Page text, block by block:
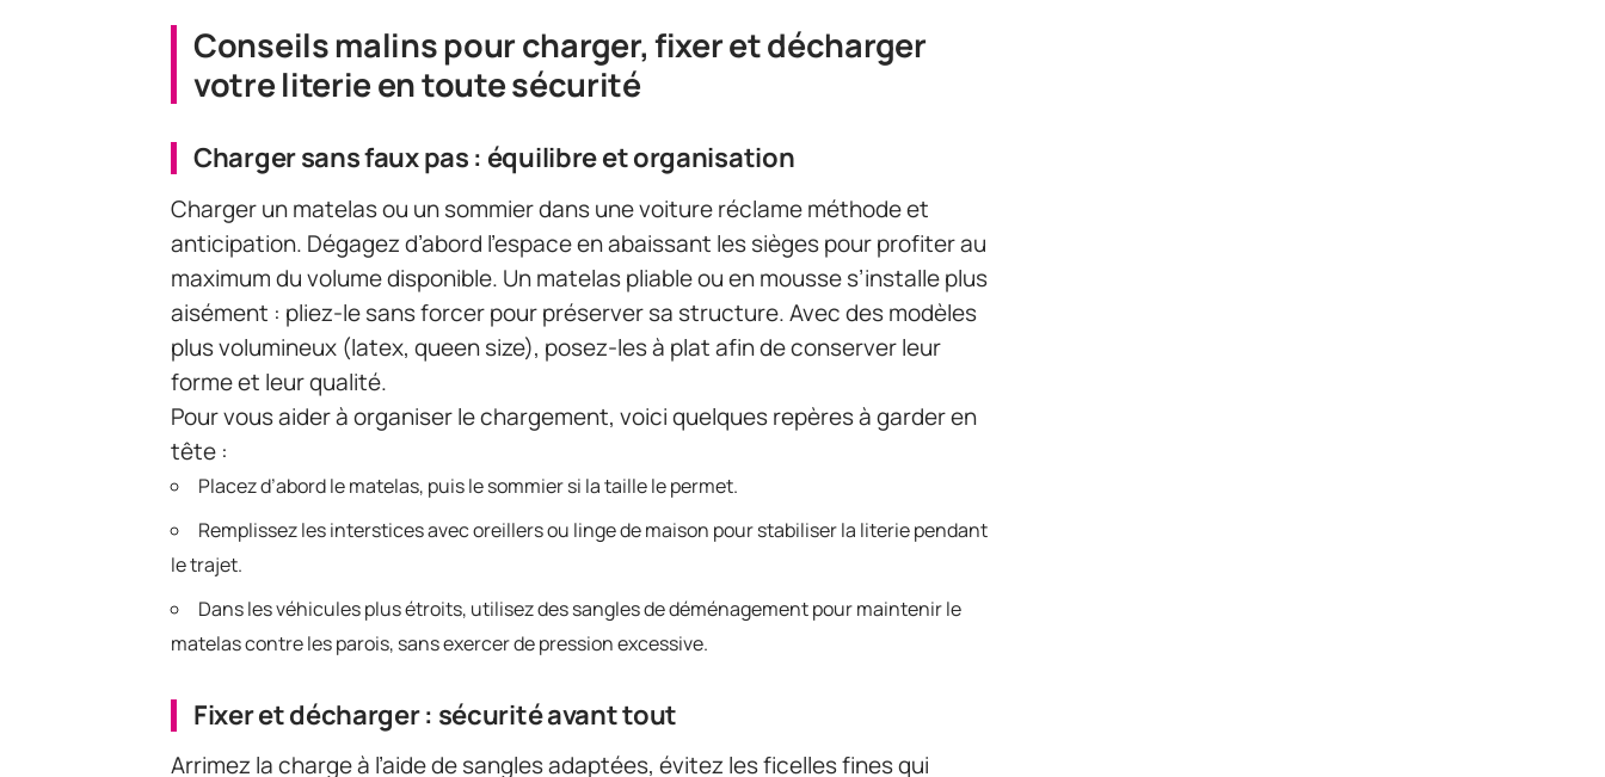
Conseils malins pour charger, fixer et décharger
votre literie en toute sécurité
Charger sans faux pas : équilibre et organisation
Charger un matelas ou un sommier dans une voiture réclame méthode et
anticipation. Dégagez d’abord l’espace en abaissant les sièges pour profiter au
maximum du volume disponible. Un matelas pliable ou en mousse s’installe plus
aisément : pliez-le sans forcer pour préserver sa structure. Avec des modèles
plus volumineux (latex, queen size), posez-les à plat afin de conserver leur
forme et leur qualité.
Pour vous aider à organiser le chargement, voici quelques repères à garder en
tête :
Placez d’abord le matelas, puis le sommier si la taille le permet.
Remplissez les interstices avec oreillers ou linge de maison pour stabiliser la literie pendant
le trajet.
Dans les véhicules plus étroits, utilisez des sangles de déménagement pour maintenir le
matelas contre les parois, sans exercer de pression excessive.
Fixer et décharger : sécurité avant tout
Arrimez la charge à l’aide de sangles adaptées, évitez les ficelles fines qui